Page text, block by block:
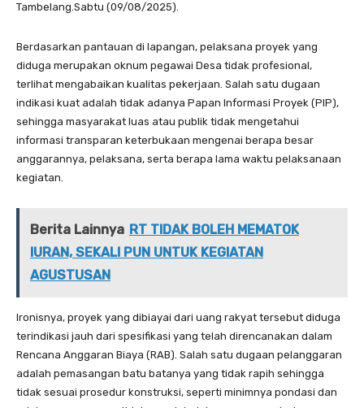
Tambelang.Sabtu (09/08/2025).
Berdasarkan pantauan di lapangan, pelaksana proyek yang
diduga merupakan oknum pegawai Desa tidak profesional,
terlihat mengabaikan kualitas pekerjaan. Salah satu dugaan
indikasi kuat adalah tidak adanya Papan Informasi Proyek (PIP),
sehingga masyarakat luas atau publik tidak mengetahui
informasi transparan keterbukaan mengenai berapa besar
anggarannya, pelaksana, serta berapa lama waktu pelaksanaan
kegiatan.
Berita Lainnya RT TIDAK BOLEH MEMATOK
IURAN, SEKALI PUN UNTUK KEGIATAN
AGUSTUSAN
Ironisnya, proyek yang dibiayai dari uang rakyat tersebut diduga
terindikasi jauh dari spesifikasi yang telah direncanakan dalam
Rencana Anggaran Biaya (RAB). Salah satu dugaan pelanggaran
adalah pemasangan batu batanya yang tidak rapih sehingga
tidak sesuai prosedur konstruksi, seperti minimnya pondasi dan